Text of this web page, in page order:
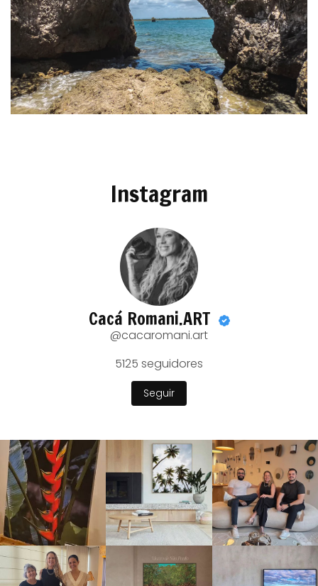
Instagram
Cacá Romani.ART
@cacaromani.art
5125 seguidores
Seguir